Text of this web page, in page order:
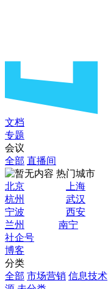
文档
专题
会议
全部 直播间
热门城市
北京
上海
杭州
武汉
宁波
西安
兰州
南宁
社企号
博客
分类
全部 市场营销 信息技术